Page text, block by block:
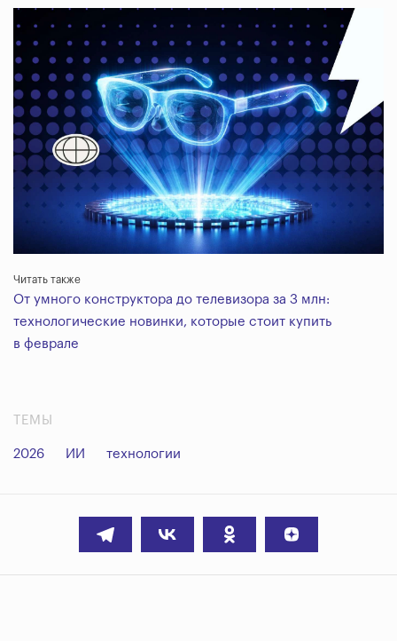
Читать также
От умного конструктора до телевизора за 3 млн:
технологические новинки, которые стоит купить
в феврале
ТЕМЫ
2026 ИИ технологии